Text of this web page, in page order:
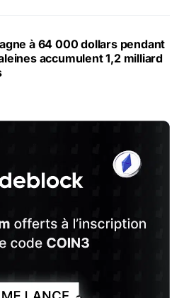
à 64 000 dollars pendant
accumulent 1,2 milliard